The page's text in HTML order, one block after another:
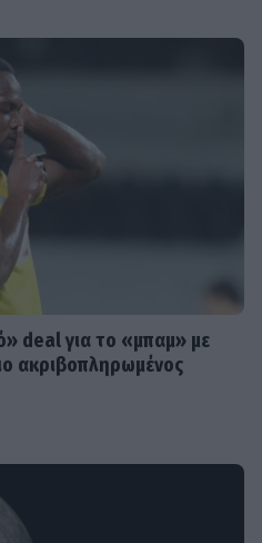
deal για το «μπαμ» με
ακριβοπληρωμένος